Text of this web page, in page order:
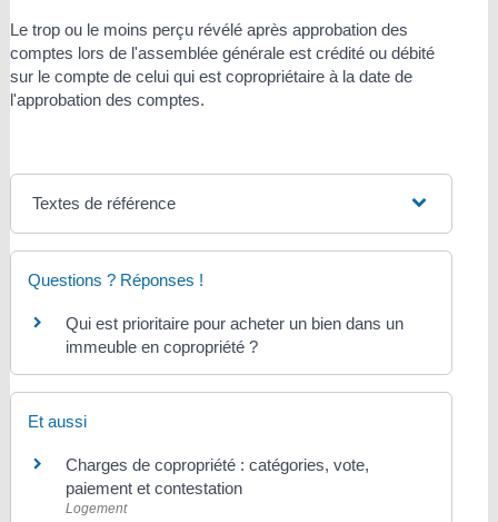
Le trop ou le moins perçu révélé après approbation des
comptes lors de l'assemblée générale est crédité ou débité
sur le compte de celui qui est copropriétaire à la date de
l'approbation des comptes.
Textes de référence
Questions ? Réponses !
Qui est prioritaire pour acheter un bien dans un
immeuble en copropriété ?
Et aussi
Charges de copropriété : catégories, vote,
paiement et contestation
Logement